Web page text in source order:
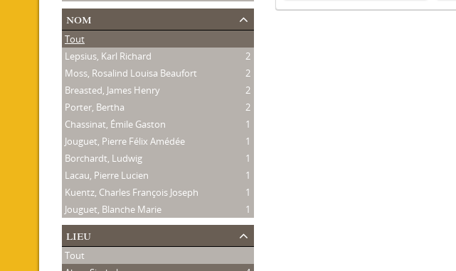
nom
Tout
Lepsius, Karl Richard
2
Moss, Rosalind Louisa Beaufort
2
Breasted, James Henry
2
Porter, Bertha
2
Chassinat, Émile Gaston
1
Jouguet, Pierre Félix Amédée
1
Borchardt, Ludwig
1
Lacau, Pierre Lucien
1
Kuentz, Charles François Joseph
1
Jouguet, Blanche Marie
1
lieu
Tout